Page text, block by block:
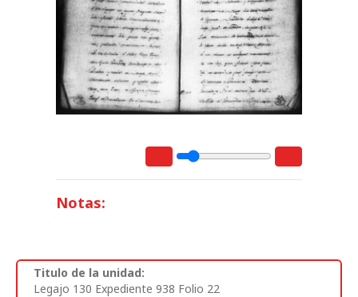
Notas:
Titulo de la unidad:
Legajo 130 Expediente 938 Folio 22